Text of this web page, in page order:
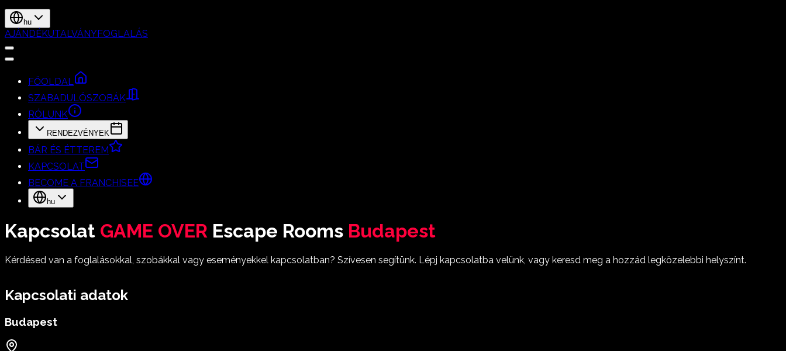
hu
AJÁNDÉKUTALVÁNYFOGLALÁS
FŐOLDAL
SZABADULÓSZOBÁK
RÓLUNK
RENDEZVÉNYEK
BÁR ÉS ÉTTEREM
KAPCSOLAT
BECOME A FRANCHISEE
hu
Kapcsolat GAME OVER Escape Rooms Budapest
Kérdésed van a foglalásokkal, szobákkal vagy eseményekkel kapcsolatban? Szívesen segítünk. Lépj kapcsolatba velünk, vagy keresd meg a hozzád legközelebbi helyszínt.
Kapcsolati adatok
Budapest